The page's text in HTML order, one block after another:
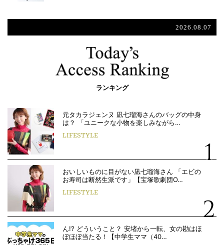
2026.08.07
ランキング
元タカラジェンヌ 凪七瑠海さんのバッグの中身
は？ 「ユニークな小物を楽しみながら…
LIFESTYLE
おいしいものに目がない凪七瑠海さん 「エビの
お寿司は断然生派です」【宝塚歌劇団O…
LIFESTYLE
ん!? どういうこと？ 安堵から一転、女の勘はほ
ぼほぼ当たる！【中学生ママ（40…